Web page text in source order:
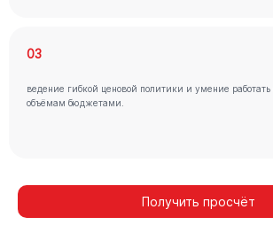
03
ведение гибкой ценовой политики и умение
объёмам бюджетами.
Получить просчёт